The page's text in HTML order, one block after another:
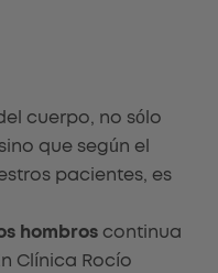
cuerpo, no sólo
que según el
pacientes, es
hombros continua
Clínica Rocío